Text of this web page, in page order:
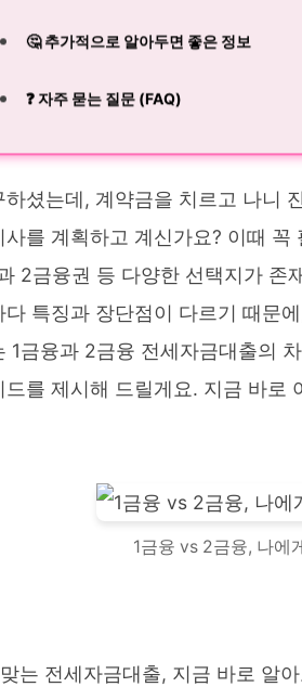
🤔 추가적으로 알아두면 좋은 정보
❓ 자주 묻는 질문 (FAQ)
하셨는데, 계약금을 치르고 나니
사를 계획하고 계신가요? 이때
2금융권 등 다양한 선택지가 존
다 특징과 장단점이 다르기 때문
1금융과 2금융 전세자금대출의
드를 제시해 드릴게요. 지금 바로
1금융 vs 2금융, 나에
는 전세자금대출, 지금 바로 알